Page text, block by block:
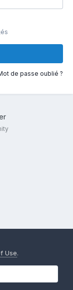
de passe oublié ?
Use.